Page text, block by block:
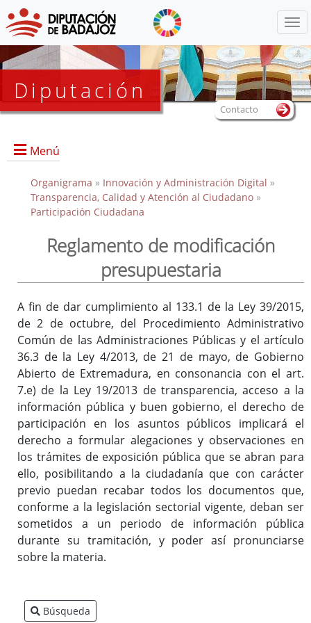
Diputación
Menú
Inicio
Organigrama » Innovación y Administración Digital »
Transparencia, Calidad y Atención al Ciudadano»
Participación Ciudadana
Reglamento de modificación
presupuestaria
A fin de dar cumplimiento al 133.1 de la Ley 39/2015,
de 2 de octubre, del Procedimiento Administrativo
Común de las Administraciones Públicas y el artículo
36.3 de la Ley 4/2013, de 21 de mayo, de Gobierno
Abierto de Extremadura, en consonancia con el art.
7.e) de la Ley 19/2013 de transparencia, acceso a la
información pública y buen gobierno, el derecho de
participación en los asuntos públicos implicará el
derecho a formular alegaciones y observaciones en
los trámites de exposición pública que se abran para
ello, posibilitando a la ciudadanía que con carácter
previo puedan recabar todos los documentos que,
conforme a la legislación sectorial vigente, deban ser
sometidos a un periodo de información pública
durante su tramitación, y poder así pronunciarse
sobre la materia.
Búsqueda
Contacto